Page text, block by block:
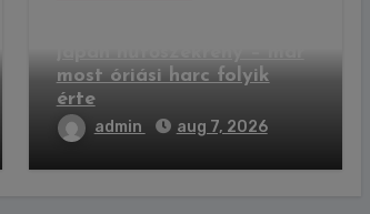
most óriási harc folyik
érte
admin aug 7, 2026